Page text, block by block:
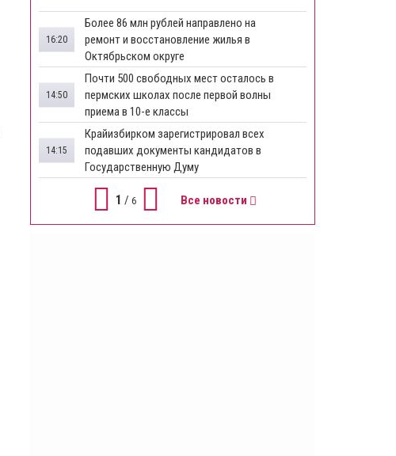
Более 86 млн рублей направлено на
ремонт и восстановление жилья в
Октябрьском округе
16:20
Почти 500 свободных мест осталось в
пермских школах после первой волны
приема в 10-е классы
14:50
Крайизбирком зарегистрировал всех
подавших документы кандидатов в
Государственную Думу
14:15
1 / 6 Все новости